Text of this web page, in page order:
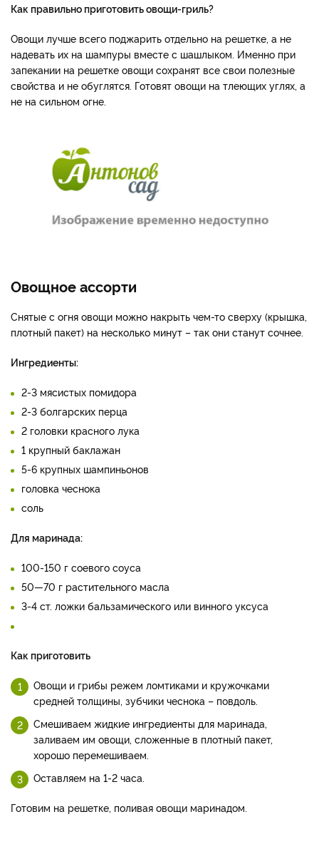
Как правильно приготовить овощи-гриль?
Овощи лучше всего поджарить отдельно на решетке, а не
надевать их на шампуры вместе с шашлыком. Именно при
запекании на решетке овощи сохранят все свои полезные
свойства и не обуглятся. Готовят овощи на тлеющих углях, а
не на сильном огне.
Овощное ассорти
Снятые с огня овощи можно накрыть чем-то сверху (крышка,
плотный пакет) на несколько минут – так они станут сочнее.
Ингредиенты:
2-3 мясистых помидора
2-3 болгарских перца
2 головки красного лука
1 крупный баклажан
5-6 крупных шампиньонов
головка чеснока
соль
Для маринада:
100-150 г соевого соуса
50—70 г растительного масла
3-4 ст. ложки бальзамического или винного уксуса
Как приготовить
Овощи и грибы режем ломтиками и кружочками
средней толщины, зубчики чеснока – повдоль.
Смешиваем жидкие ингредиенты для маринада,
заливаем им овощи, сложенные в плотный пакет,
хорошо перемешиваем.
Оставляем на 1-2 часа.
Готовим на решетке, поливая овощи маринадом.